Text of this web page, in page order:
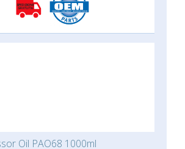
Oil PAO68 1000ml